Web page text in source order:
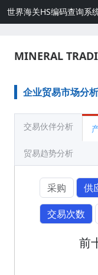
世界海关HS编码查询系
MINERAL
企业贸易市场分析
交易伙伴分析
贸易趋势分析
采购
供
交易次数
前